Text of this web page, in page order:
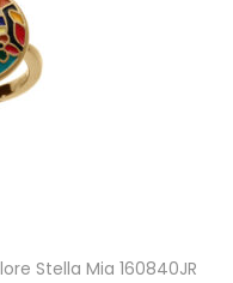
Stella Mia 160840JR